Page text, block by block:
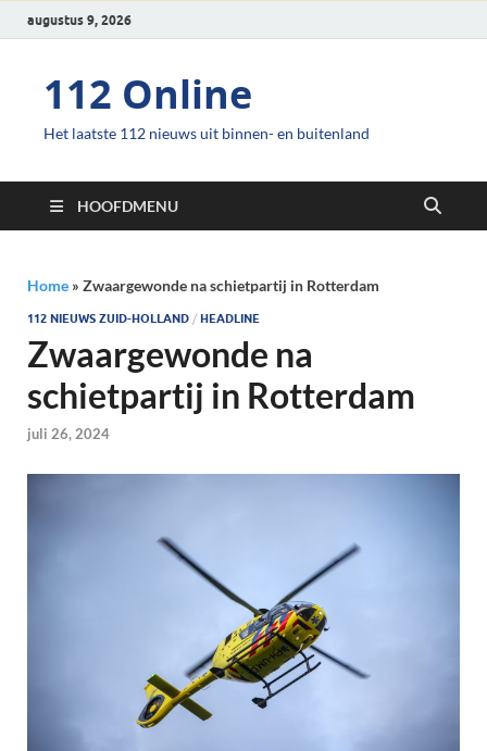
augustus 9, 2026
112 Online
Het laatste 112 nieuws uit binnen- en buitenland
HOOFDMENU
Home » Zwaargewonde na schietpartij in Rotterdam
112 NIEUWS ZUID-HOLLAND / HEADLINE
Zwaargewonde na
schietpartij in Rotterdam
juli 26, 2024